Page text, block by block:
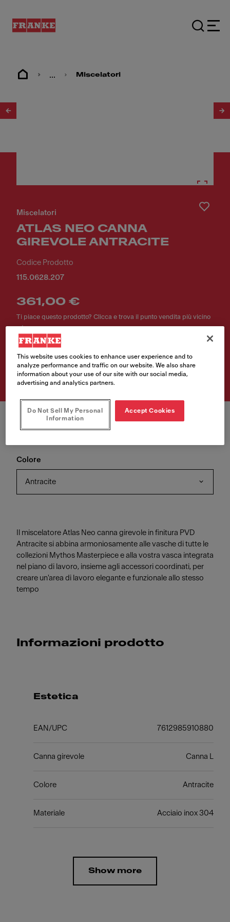
... Miscelatori
Miscelatori
ATLAS NEO CANNA
GIREVOLE ANTRACITE
Codice Prodotto
115.0628.207
361,00 €
Ti piace questo prodotto? Clicca e trova il punto vendita più vicino
a te.
Trova rivenditore
Colore
Antracite
Il miscelatore Atlas Neo canna girevole in finitura PVD
Antracite si abbina armoniosamente alle vasche di tutte le
collezioni Mythos Masterpiece e alla vostra vasca integrata
nel piano di lavoro, insieme agli accessori coordinati, per
creare un'area di lavoro elegante e funzionale allo stesso
tempo
Informazioni prodotto
Estetica
EAN/UPC 7612985910880
Canna girevole Canna L
Colore Antracite
Materiale Acciaio inox 304
Show more
This website uses cookies to enhance user experience and to
analyze performance and traffic on our website. We also share
information about your use of our site with our social media,
advertising and analytics partners.
Do Not Sell My Personal
Information
Accept Cookies